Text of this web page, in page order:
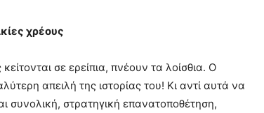
χρέους
σε ερείπια, πνέουν τα λοίσθια. Ο
απειλή της ιστορίας του! Κι αντί αυτά να
στρατηγική επανατοποθέτηση,